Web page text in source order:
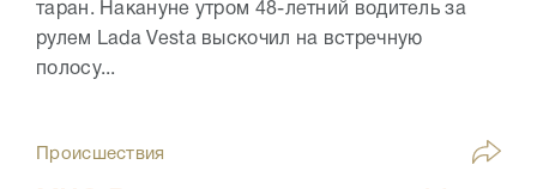
таран. Накануне утром 48-летний водитель за
рулем Lada Vesta выскочил на встречную
полосу...
Происшествия